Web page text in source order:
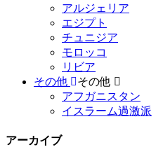
アルジェリア
エジプト
チュニジア
モロッコ
リビア
その他
その他
アフガニスタン
イスラーム過激派
アーカイブ